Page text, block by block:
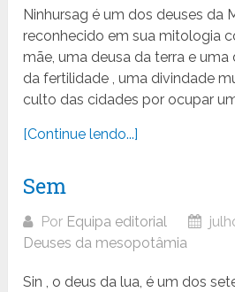
Ninhursag é um dos deuses da
reconhecido em sua mitologia
mãe, uma deusa da terra e
da fertilidade , uma divindade
culto das cidades por ocupar
[Continue lendo...]
Sem
Por Equipa editorial
Deuses da mesopotâmia
Sin , o deus da lua, é um dos